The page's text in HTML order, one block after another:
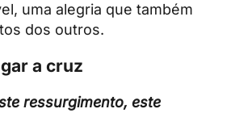
uma alegria que também
dos outros.
a cruz
ressurgimento, este